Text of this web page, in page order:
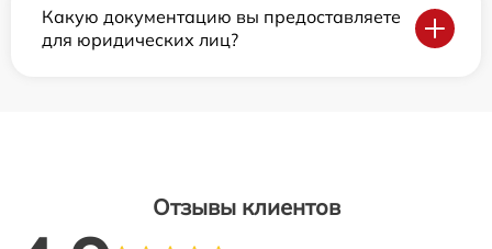
Какую документацию вы предоставляете
для юридических лиц?
Отзывы клиентов